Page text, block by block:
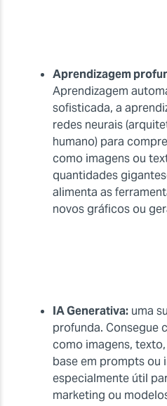
Aprendizagem
Aprendizagem
sofisticada, a
redes neurais
humano) para
como imagens ou
quantidades
alimenta as
novos gráficos ou
IA Generativa: uma
profunda. Consegue
como imagens,
base em prompts ou
especialmente útil
marketing ou